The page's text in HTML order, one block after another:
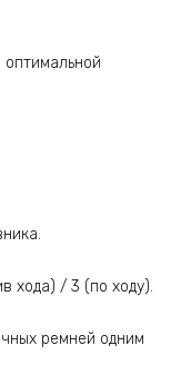
оптимальной
хода) / 3 (по ходу).
ремней одним